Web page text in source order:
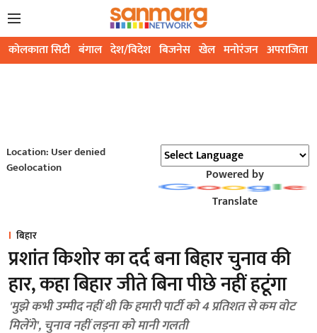
कोलकाता सिटी बंगाल देश/विदेश बिजनेस खेल मनोरंजन अपराजिता
Location: User denied
Geolocation
Powered by
Translate
बिहार
प्रशांत किशोर का दर्द बना बिहार चुनाव की
हार, कहा बिहार जीते बिना पीछे नहीं हटूंगा
'मुझे कभी उम्मीद नहीं थी कि हमारी पार्टी को 4 प्रतिशत से कम वोट
मिलेंगे', चुनाव नहीं लड़ना को मानी गलती